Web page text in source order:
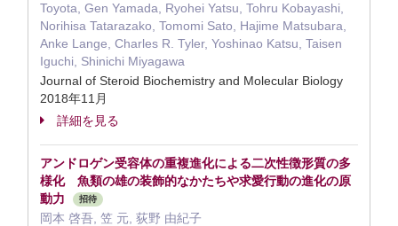
Toyota, Gen Yamada, Ryohei Yatsu, Tohru Kobayashi,
Norihisa Tatarazako, Tomomi Sato, Hajime Matsubara,
Anke Lange, Charles R. Tyler, Yoshinao Katsu, Taisen
Iguchi, Shinichi Miyagawa
Journal of Steroid Biochemistry and Molecular Biology
2018年11月
詳細を見る
アンドロゲン受容体の重複進化による二次性徴形質の多
様化 魚類の雄の装飾的なかたちや求愛行動の進化の原
動力
招待
岡本 啓吾, 笠 元, 荻野 由紀子